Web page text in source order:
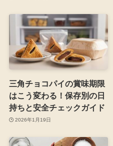
三角チョコパイの賞味期限
はこう変わる！保存別の日
持ちと安全チェックガイド
2026年1月19日